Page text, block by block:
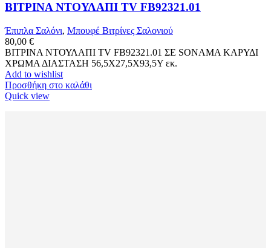
ΒΙΤΡΙΝΑ ΝΤΟΥΛΑΠΙ TV FB92321.01
Έπιπλα Σαλόνι, Μπουφέ Βιτρίνες Σαλονιού
80,00 €
ΒΙΤΡΙΝΑ ΝΤΟΥΛΑΠΙ TV FB92321.01 ΣΕ SONAMA ΚΑΡΥΔΙ
ΧΡΩΜΑ ΔΙΑΣΤΑΣΗ 56,5Χ27,5Χ93,5Υ εκ.
Add to wishlist
Προσθήκη στο καλάθι
Quick view